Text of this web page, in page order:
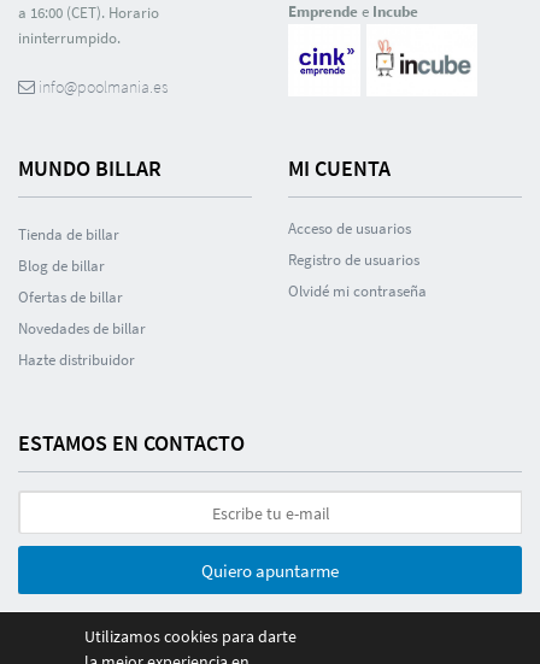
a 16:00 (CET). Horario
ininterrumpido.
info@poolmania.es
Emprendee Incube
MUNDO BILLAR
Tienda de billar
Blog de billar
Ofertas de billar
Novedades de billar
Hazte distribuidor
MI CUENTA
Acceso de usuarios
Registro de usuarios
Olvidé mi contraseña
ESTAMOS EN CONTACTO
Quiero apuntarme
Utilizamos cookies para darte